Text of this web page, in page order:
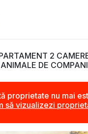
2
DE
proprietate nu mai
să vizualizezi